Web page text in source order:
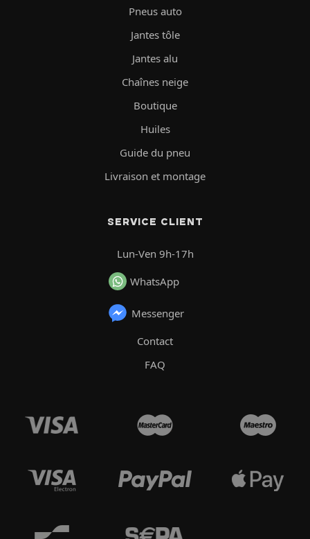
Pneus auto
Jantes tôle
Jantes alu
Chaînes neige
Boutique
Huiles
Guide du pneu
Livraison et montage
SERVICE CLIENT
Lun-Ven 9h-17h
WhatsApp
Messenger
Contact
FAQ